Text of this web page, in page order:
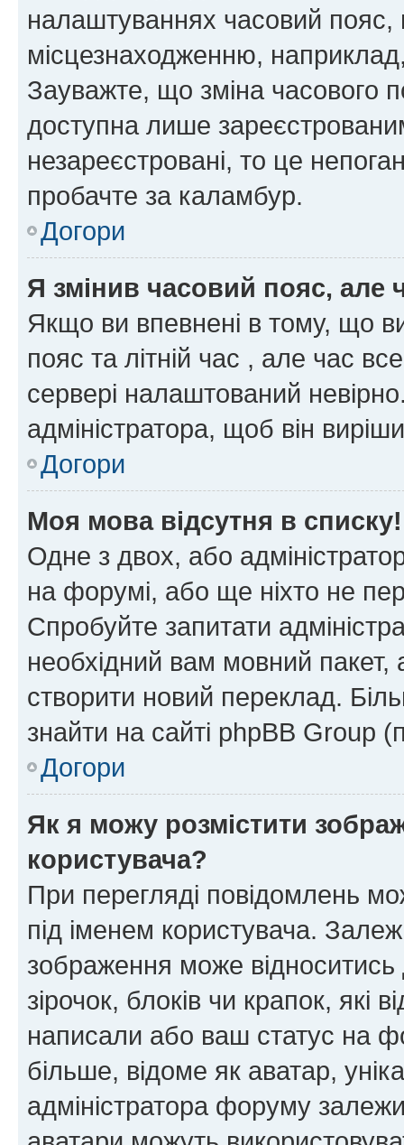
налаштуваннях часовий пояс,
місцезнаходженню,
Зауважте, що зміна часового
доступна лише
незареєстровані, то це
пробачте за каламбур.
Догори
Я змінив часовий пояс, але
Якщо ви впевнені в тому, що
пояс та літній час , але час
сервері налаштований
адміністратора, щоб він
Догори
Моя мова відсутня в списку!
Одне з двох, або
на форумі, або ще ніхто не
Спробуйте запитати
необхідний вам мовний
створити новий переклад.
знайти на сайті phpBB Group
Догори
Як я можу розмістити
користувача?
При перегляді повідомлень
під іменем користувача.
зображення може відноситись
зірочок, блоків чи крапок, які
написали або ваш статус на
більше, відоме як аватар,
адміністратора форуму